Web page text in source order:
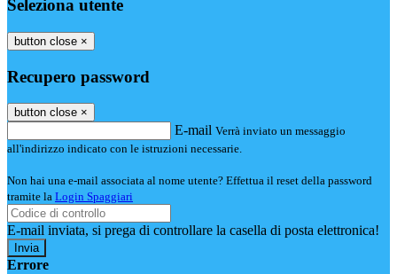
Seleziona utente
button close ×
Recupero password
button close ×
E-mail Verrà inviato un messaggio
all'indirizzo indicato con le istruzioni necessarie.
Non hai una e-mail associata al nome utente? Effettua il reset della password
tramite la Login Spaggiari
E-mail inviata, si prega di controllare la casella di posta elettronica!
Errore